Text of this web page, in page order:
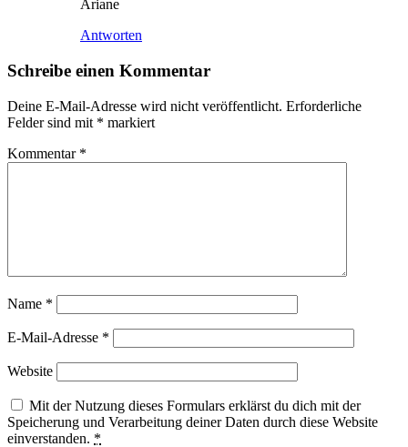
Ariane
Antworten
Schreibe einen Kommentar
Deine E-Mail-Adresse wird nicht veröffentlicht. Erforderliche
Felder sind mit * markiert
Kommentar *
Name *
E-Mail-Adresse *
Website
Mit der Nutzung dieses Formulars erklärst du dich mit der
Speicherung und Verarbeitung deiner Daten durch diese Website
einverstanden. *